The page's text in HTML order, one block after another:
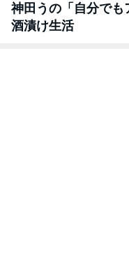
神田うの「自分でも
酒漬け生活